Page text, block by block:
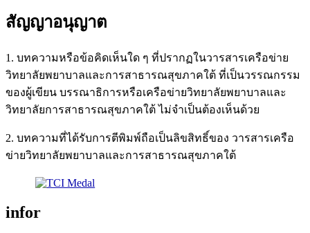
สัญญาอนุญาต
1. บทความหรือข้อคิดเห็นใด ๆ ที่ปรากฏในวารสารเครือข่าย
วิทยาลัยพยาบาลและการสาธารณสุขภาคใต้ ที่เป็นวรรณกรรม
ของผู้เขียน บรรณาธิการหรือเครือข่ายวิทยาลัยพยาบาลและ
วิทยาลัยการสาธารณสุขภาคใต้ ไม่จำเป็นต้องเห็นด้วย
2. บทความที่ได้รับการตีพิมพ์ถือเป็นลิขสิทธิ์ของ วารสารเครือ
ข่ายวิทยาลัยพยาบาลและการสาธารณสุขภาคใต้
infor